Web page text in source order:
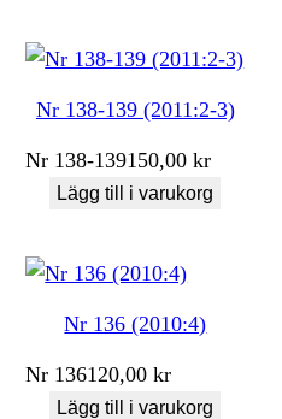
Nr 138-139 (2011:2-3)
Nr 138-139150,00kr
Lägg till i varukorg
Nr 136 (2010:4)
Nr 136120,00kr
Lägg till i varukorg